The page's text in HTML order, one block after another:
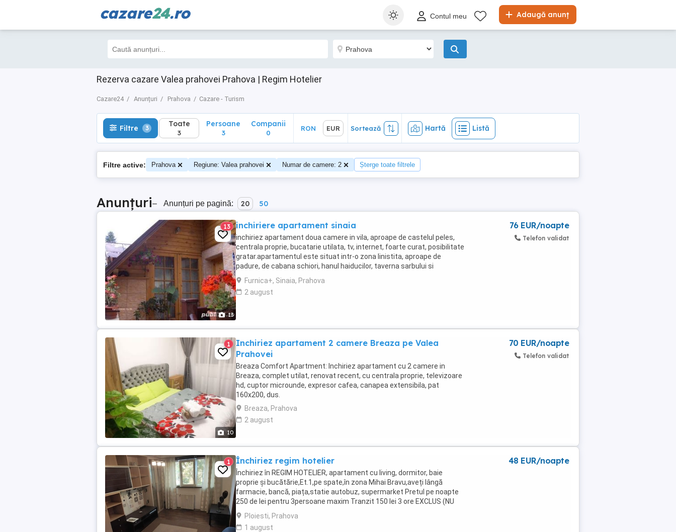
cazare24.ro Adaugă anunț
Contul meu
Rezerva cazare Valea prahovei Prahova | Regim Hotelier
Cazare24 Anunțuri Prahova Cazare - Turism
Filtre 3 Toate
3
Hartă Listă
Filtre 3 Toate
3
Persoane
3
Companii
0
RON EUR Sortează Hartă Listă
Filtre active: Prahova Regiune: Valea prahovei Numar de camere: 2 Șterge toate filtrele
Anunțuri– Anunțuri pe pagină: 20 50
13
13 inchiriere apartament sinaia
inchiriez apartament doua camere in vila, aproape de castelul peles,
centrala proprie, bucatarie utilata, tv, internet, foarte curat, posibilitate
gratar.apartamentul este situat intr-o zona linistita, aproape de
padure, de cabana schiori, hanul haiducilor, taverna sarbului si
telegondola., numar camere: ...
Furnica+, Sinaia, Prahova
2 august
76 EUR/noapte
Telefon validat
10
1
Inchiriez apartament 2 camere Breaza pe Valea
Prahovei
Breaza Comfort Apartment: Inchiriez apartament cu 2 camere in
Breaza, complet utilat, renovat recent, cu centrala proprie, televizoare
hd, cuptor microunde, expresor cafea, canapea extensibila, pat
160x200, dus.
Breaza, Prahova
2 august
70 EUR/noapte
Telefon validat
1 Închiriez regim hotelier
Închiriez în REGIM HOTELIER, apartament cu living, dormitor, baie
proprie și bucătărie,Et.1,pe spate,în zona Mihai Bravu,aveți lângă
farmacie, bancă, piața,statie autobuz, supermarket Pretul pe noapte
250 de lei pentru 3persoane maxim Tranzit 150 lei 3 ore EXCLUS (NU
ACCEPT)ESCORTE, PERSOANE DUBIOASE,ORGANIZAREA ...
Ploiesti, Prahova
1 august
48 EUR/noapte